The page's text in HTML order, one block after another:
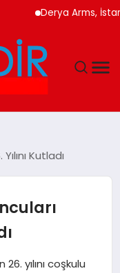
Derya Arms,
Kutladı
yılını coşkulu